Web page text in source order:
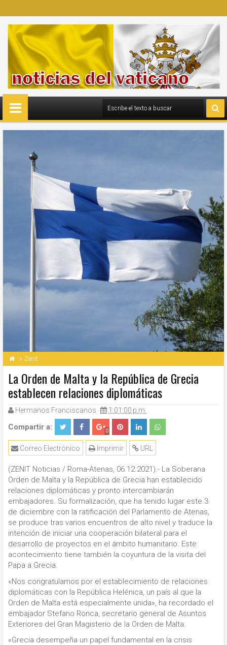
Zenit
La Orden de Malta y la República de Grecia
establecen relaciones diplomáticas
Hermanos Franciscanos 1:01:00 p.m.
Compartir a: 0
URL
Imprimir
Correo Electrónico
(ZENIT Noticias / Roma-Atenas, 06.12.2021).- La Soberana
Orden de Malta y la República de Grecia han establecido
relaciones diplomáticas y pronto intercambiarán
embajadores. Su formalización, que ha tenido lugar este 3
de diciembre con la ratificación del Parlamento de Atenas,
se produce tras varios encuentros de alto nivel y traduce la
intención de iniciar una cooperación bilateral para el
desarrollo de proyectos en el ámbito humanitario. Este
acontecimiento tiene también la coyuntura de la visita del
Papa a Grecia.
«Nos congratulamos por el establecimiento de relaciones
diplomáticas con la República Helénica, un país al que la
Orden de Malta está especialmente unida», ha recordado el
embajador Stefano Ronca, secretario general de Asuntos
Exteriores del Gran Magisterio de la Orden de Malta.
«Grecia desempeña un papel fundamental en la crisis